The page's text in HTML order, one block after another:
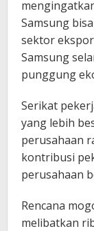
Samsung
sektor
Samsung
punggung
Serikat
yang lebih
perusahaan
kontribusi
perusahaan
Rencana
melibatkan